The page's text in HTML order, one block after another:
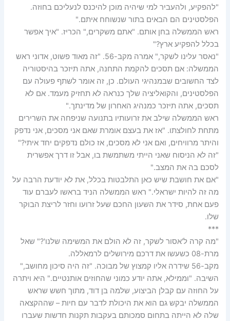
"להפקיע, ולהעביר למי שיהיה מוכן להיכנס לנעליכם בחוזה.
הפלסטינים הם הבאים בתור שנשוחח איתם."
ראש הממשלה בחן אותם. "אתם משקרים," הכריז. "איך אפשר
בכלל להפקיע ארץ?"
"נאסר עלינו לשקר," אמרה מקב-56. "זה מאוד פשוט, אדוני ראש
הממשלה: אם תסכים להקמת התחנה, אתה תיזכר בהיסטוריה
לצד החשובים שבמנהיגי העולם. כן, זה אומר לשתף פעולה עם
הפלסטינים, והקואליציה שלך כנראה לא תחזיק מעמד. אם לא
תסכים, אתה תיזכר כמנהיג האחרון של מדינתך."
ראש הממשלה שילב את זרועותיו בתנועה שניפחה את השרירים
מתחת לחולצתו. "אז את בעצם אומרת שאם אני מסכים, אני נדפק
והיתר מרוויחים, ואם אני לא מסכים, אז כולם נדפקים יחד איתי?"
"זה לא הניסוח שאני הייתי משתמשת בו, אבל זו דרך אפשרית
לסכם בה את המצב."
"אם את חושבת שיש כאן התלבטות בכלל, את לא יודעת הרבה על
מה זה להיות ישראלי." ראש הממשלה הניד בראשו לעברם עוד
פעם אחת, סידר את השעון החכם שעל זרועו וחזר לריצת הבוקר
שלו.
***
"מה קרה ל'אסור לשקר, זה לא הולם את המשימה שלנו'?" שאל
מרת-08 כשעשו את דרכם מירושלים לרמאללה.
מקב-56 שידרה אליו קמצוץ של מבוכה. "זה היה סיכון מחושב,"
השיבה. "וממילא, אתה יודע כמוני שהחוזים אותנטיים." היא ויתרה
על החוזה עם קבלן הביצוע, שלמה בן דוד, מתוך חשש שראש
הממשלה יבקש גם הוא את היכולת לדבר עם חיות – שההקצאה
שלה לא הייתה בתחום סמכותם בעקבות תקנות חדשות שעברו